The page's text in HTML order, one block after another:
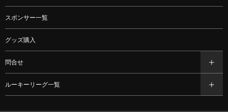
スポンサー一覧
グッズ購入
問合せ
ルーキーリーグ一覧